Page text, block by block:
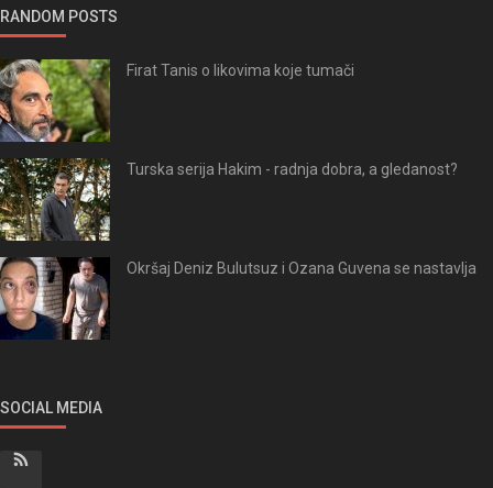
RANDOM POSTS
Firat Tanis o likovima koje tumači
Turska serija Hakim - radnja dobra, a gledanost?
Okršaj Deniz Bulutsuz i Ozana Guvena se nastavlja
SOCIAL MEDIA